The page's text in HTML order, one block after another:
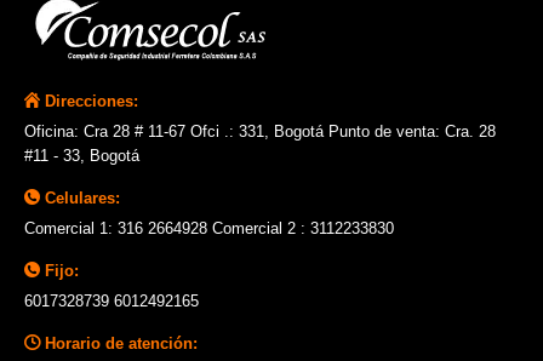
Direcciones:
Oficina: Cra 28 # 11-67 Ofci .: 331, Bogotá Punto de venta: Cra. 28
#11 - 33, Bogotá
Celulares:
Comercial 1: 316 2664928 Comercial 2 : 3112233830
Fijo:
6017328739 6012492165
Horario de atención: